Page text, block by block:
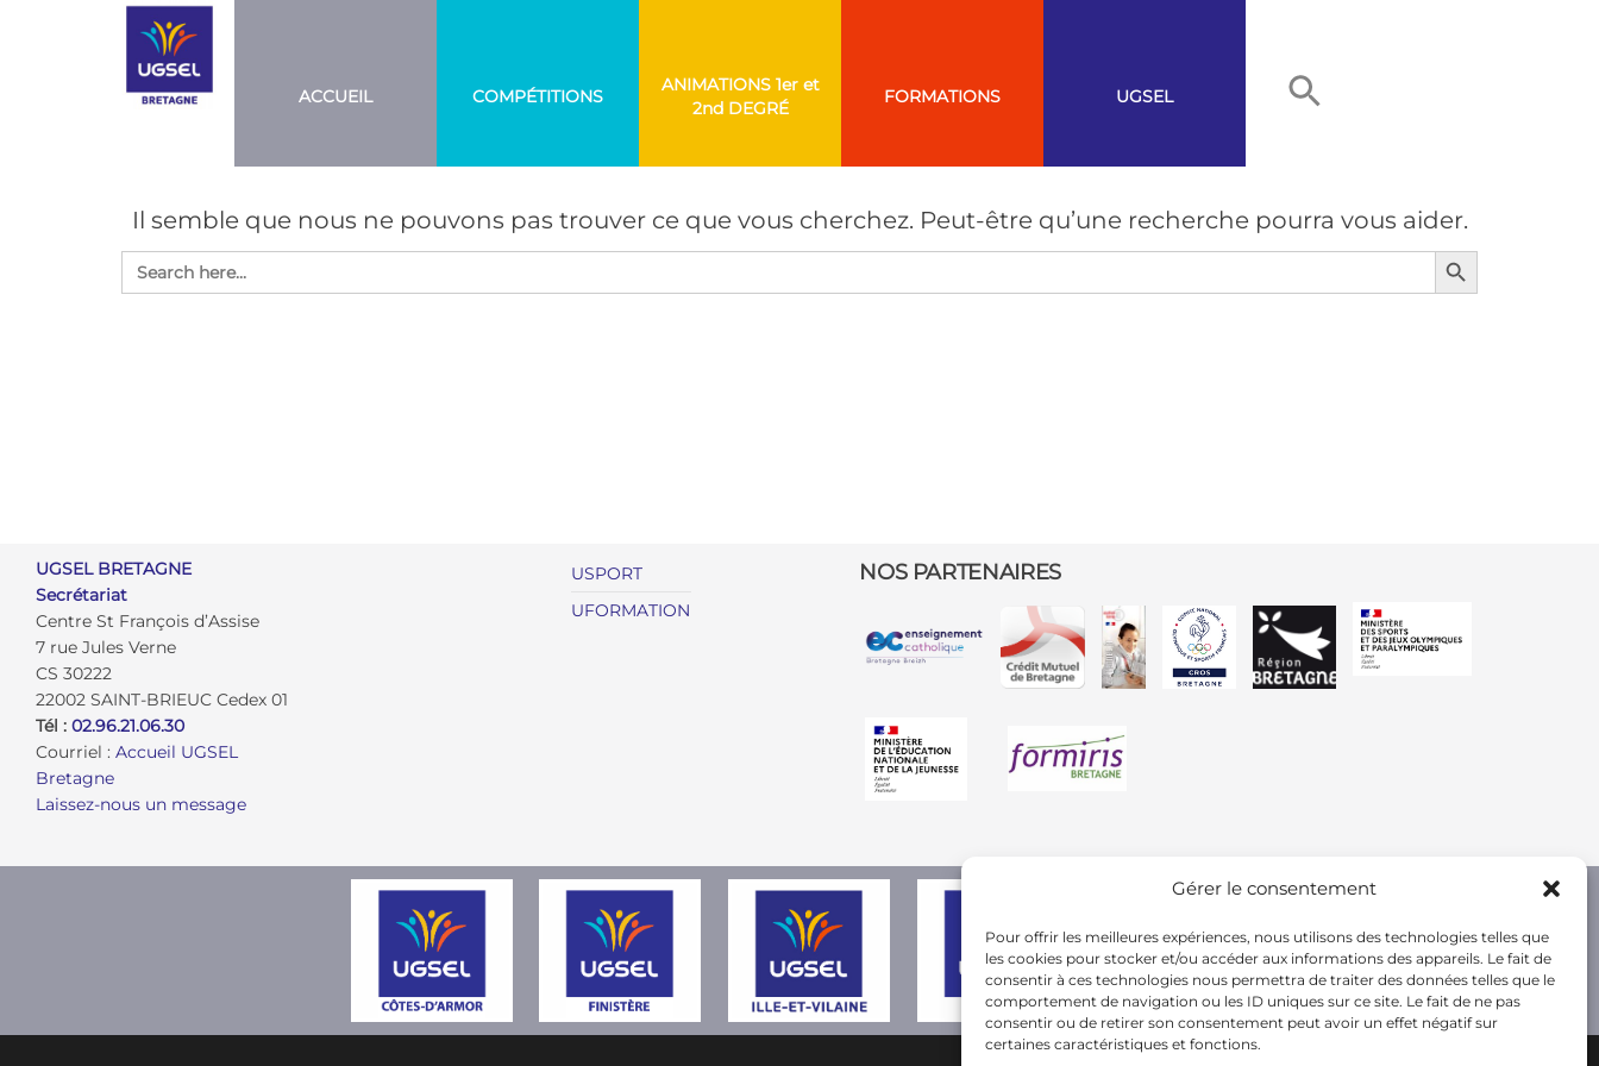
Gérer le consentement
Pour offrir les meilleures expériences, nous utilisons des technologies telles que
les cookies pour stocker et/ou accéder aux informations des appareils. Le fait de
consentir à ces technologies nous permettra de traiter des données telles que le
comportement de navigation ou les ID uniques sur ce site. Le fait de ne pas
consentir ou de retirer son consentement peut avoir un effet négatif sur
certaines caractéristiques et fonctions.
ACCUEIL
COMPÉTITIONS
ANIMATIONS
FORMATIONS UGSEL
AUCUN RÉSULTAT
Il semble que nous ne pouvons pas trouver ce que vous cherchez. Peut-être qu’une recherche pourra vous aider.
Search
for:
Search Button
UGSEL BRETAGNE
Secrétariat
Centre St François d’Assise
7 rue Jules Verne
CS 30222
22002 SAINT-BRIEUC Cedex 01
Tél : 02.96.21.06.30
Courriel : Accueil UGSEL
Bretagne
Laissez-nous un message
USPORT
UFORMATION
NOS PARTENAIRES